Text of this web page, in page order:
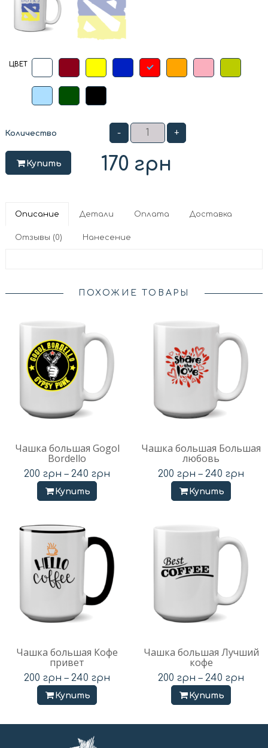
ЦВЕТ
Количество - +
Купить 170 грн
Описание Детали Оплата Доставка
Отзывы (0) Нанесение
ПОХОЖИЕ ТОВАРЫ
Чашка большая Gogol
Bordello
200 грн – 240 грн
Купить
Чашка большая Большая
любовь
200 грн – 240 грн
Купить
Чашка большая Кофе
привет
200 грн – 240 грн
Купить
Чашка большая Лучший
кофе
200 грн – 240 грн
Купить